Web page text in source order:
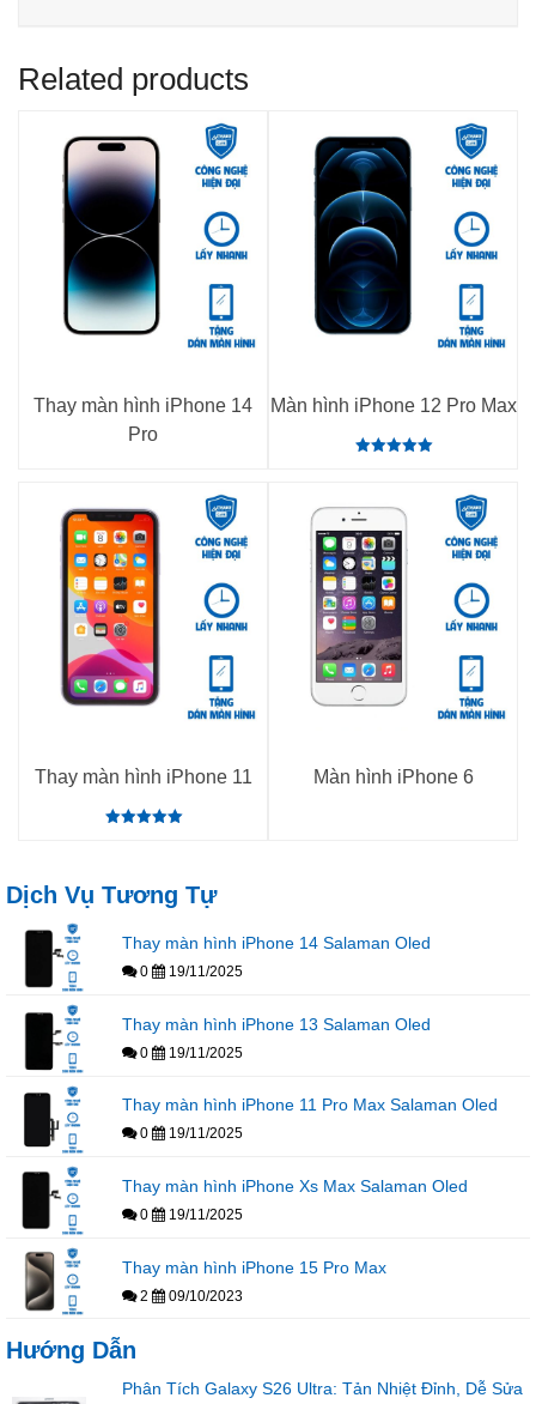
Related products
Thay màn hình iPhone 14
Pro
Màn hình iPhone 12 Pro Max
Thay màn hình iPhone 11 Màn hình iPhone 6
Dịch Vụ Tương Tự
Thay màn hình iPhone 14 Salaman Oled
0 19/11/2025
Thay màn hình iPhone 13 Salaman Oled
0 19/11/2025
Thay màn hình iPhone 11 Pro Max Salaman Oled
0 19/11/2025
Thay màn hình iPhone Xs Max Salaman Oled
0 19/11/2025
Thay màn hình iPhone 15 Pro Max
2 09/10/2023
Hướng Dẫn
Phân Tích Galaxy S26 Ultra: Tản Nhiệt Đỉnh, Dễ Sửa